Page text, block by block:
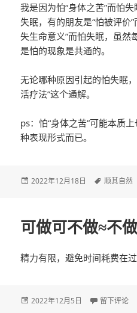
我是因为怕“身体之苦”而怕
失眠，有的朋友是“怕被评价
失生命意义”而怕失眠，虽然
是怕的现象是共通的。
无论哪种原因引起的怕失眠
活疗法”这个通解。
ps：怕“身体之苦”可能本质
种表现形式而已。
发
2022年12月18日
标
顺其自然
可做可不做≈不做
精力有限，避免时间耗费在
发
2022年12月5日 于可做可不
留下评论